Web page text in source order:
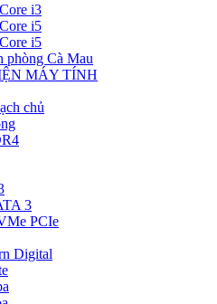
i3
i5
i5
phòng Cà Mau
MÁY TÍNH
chủ
3
PCIe
Digital